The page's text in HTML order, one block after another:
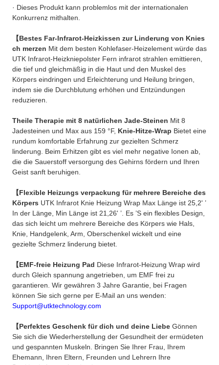
· Dieses Produkt kann problemlos mit der internationalen
Konkurrenz mithalten.
【Bestes Far-Infrarot-Heizkissen zur Linderung von Knies
ch merzen Mit dem besten Kohlefaser-Heizelement würde das
UTK Infrarot-Heizkniepolster Fern infrarot strahlen emittieren,
die tief und gleichmäßig in die Haut und den Muskel des
Körpers eindringen und Erleichterung und Heilung bringen,
indem sie die Durchblutung erhöhen und Entzündungen
reduzieren.
Theile Therapie mit 8 natürlichen Jade-Steinen Mit 8
Jadesteinen und Max aus 159 °F, Knie-Hitze-Wrap Bietet eine
rundum komfortable Erfahrung zur gezielten Schmerz
linderung. Beim Erhitzen gibt es viel mehr negative Ionen ab,
die die Sauerstoff versorgung des Gehirns fördern und Ihren
Geist sanft beruhigen.
【Flexible Heizungs verpackung für mehrere Bereiche des
Körpers UTK Infrarot Knie Heizung Wrap Max Länge ist 25,2' ’
In der Länge, Min Länge ist 21,26' ’. Es ’S ein flexibles Design,
das sich leicht um mehrere Bereiche des Körpers wie Hals,
Knie, Handgelenk, Arm, Oberschenkel wickelt und eine
gezielte Schmerz linderung bietet.
【EMF-freie Heizung Pad Diese Infrarot-Heizung Wrap wird
durch Gleich spannung angetrieben, um EMF frei zu
garantieren. Wir gewähren 3 Jahre Garantie, bei Fragen
können Sie sich gerne per E-Mail an uns wenden:
Support@utktechnology.com
【Perfektes Geschenk für dich und deine Liebe Gönnen
Sie sich die Wiederherstellung der Gesundheit der ermüdeten
und gespannten Muskeln. Bringen Sie Ihrer Frau, Ihrem
Ehemann, Ihren Eltern, Freunden und Lehrern Ihre